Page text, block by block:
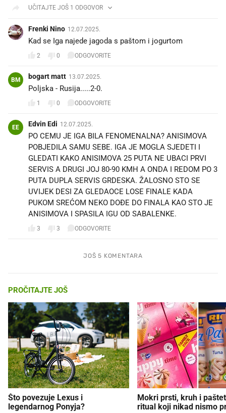
UČITAJTE JOŠ 1 ODGOVOR
Frenki Nino 12.07.2025.
Kad se Iga najede jagoda s paštom i jogurtom
2 0 ODGOVORITE
BM bogart matt 13.07.2025.
Poljska - Rusija.....2-0.
1 0 ODGOVORITE
EE Edvin Edi 12.07.2025.
PO CEMU JE IGA BILA FENOMENALNA? ANISIMOVA
POBJEDILA SAMU SEBE. IGA JE MOGLA SJEDETI I
GLEDATI KAKO ANISIMOVA 25 PUTA NE UBACI PRVI
SERVIS A DRUGI JOJ 80-90 KMH A ONDA I REDOM PO 3
PUTA DUPLA SERVIS GRDESKA. ŽALOSNO STO SE
UVIJEK DESI ZA GLEDAOCE LOSE FINALE KADA
PUKOM SREĆOM NEKO DOĐE DO FINALA KAO STO JE
ANISIMOVA I SPASILA IGU OD SABALENKE.
3 3 ODGOVORITE
JOŠ 5 KOMENTARA
PROČITAJTE JOŠ
Što povezuje Lexus i
legendarnog Ponyja?
Mokri prsti, kruh i
ritual koji nikad nismo